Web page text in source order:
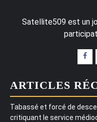
Satellite509 est un
ARTICLES
Tabassé et forcé de
critiquant le service